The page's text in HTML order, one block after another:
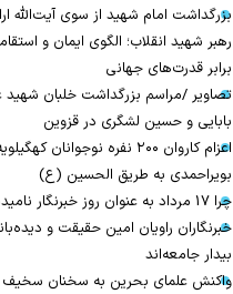
بزرگداشت امام شهید از سوی آیت‌الله
رهبر شهید انقلاب؛ الگوی ایمان و
برابر قدرت‌های جهانی
تصاویر /مراسم بزرگداشت خلبان
بابایی و حسین لشگری در قزوین
اعزام کاروان ۲۰۰ نفره نوجوانان
بویراحمدی به طریق الحسین (ع)
چرا 17 مرداد به عنوان روز خبرنگار نامیده شد؟
خبرنگاران راویان امین حقیقت و
بیدار جامعه‌اند
واکنش علمای بحرین به سخنان سخیف